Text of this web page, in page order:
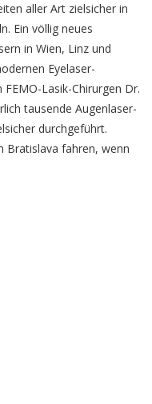
aller Art zielsicher in
Ein völlig neues
in Wien, Linz und
Eyelaser-
FEMO-Lasik-Chirurgen Dr.
tausende Augenlaser-
durchgeführt.
Bratislava fahren, wenn